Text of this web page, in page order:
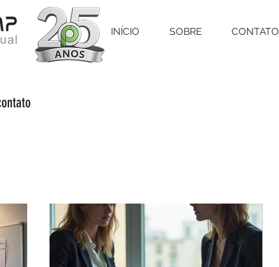
INÍCIO SOBRE CONTATO